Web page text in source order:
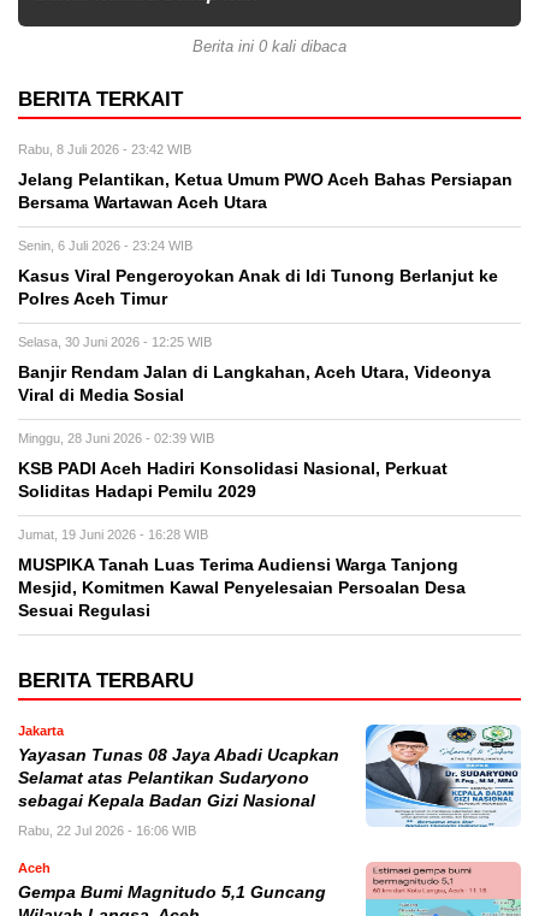
Berita ini 0 kali dibaca
BERITA TERKAIT
Rabu, 8 Juli 2026 - 23:42 WIB
Jelang Pelantikan, Ketua Umum PWO Aceh Bahas Persiapan
Bersama Wartawan Aceh Utara
Senin, 6 Juli 2026 - 23:24 WIB
Kasus Viral Pengeroyokan Anak di Idi Tunong Berlanjut ke
Polres Aceh Timur
Selasa, 30 Juni 2026 - 12:25 WIB
Banjir Rendam Jalan di Langkahan, Aceh Utara, Videonya
Viral di Media Sosial
Minggu, 28 Juni 2026 - 02:39 WIB
KSB PADI Aceh Hadiri Konsolidasi Nasional, Perkuat
Soliditas Hadapi Pemilu 2029
Jumat, 19 Juni 2026 - 16:28 WIB
MUSPIKA Tanah Luas Terima Audiensi Warga Tanjong
Mesjid, Komitmen Kawal Penyelesaian Persoalan Desa
Sesuai Regulasi
BERITA TERBARU
Jakarta
Yayasan Tunas 08 Jaya Abadi Ucapkan
Selamat atas Pelantikan Sudaryono
sebagai Kepala Badan Gizi Nasional
Rabu, 22 Jul 2026 - 16:06 WIB
Aceh
Gempa Bumi Magnitudo 5,1 Guncang